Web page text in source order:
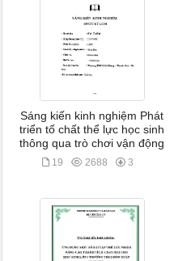
Sáng kiến kinh nghiệm Phát
triển tố chất thể lực học sinh
thông qua trò chơi vận động
19 2688 3